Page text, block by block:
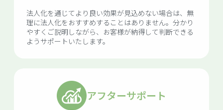
法人化を通じてより良い効果が見込めない場合は、無
理に法人化をおすすめすることはありません。分かり
やすくご説明しながら、お客様が納得して判断できる
ようサポートいたします。
アフターサポート